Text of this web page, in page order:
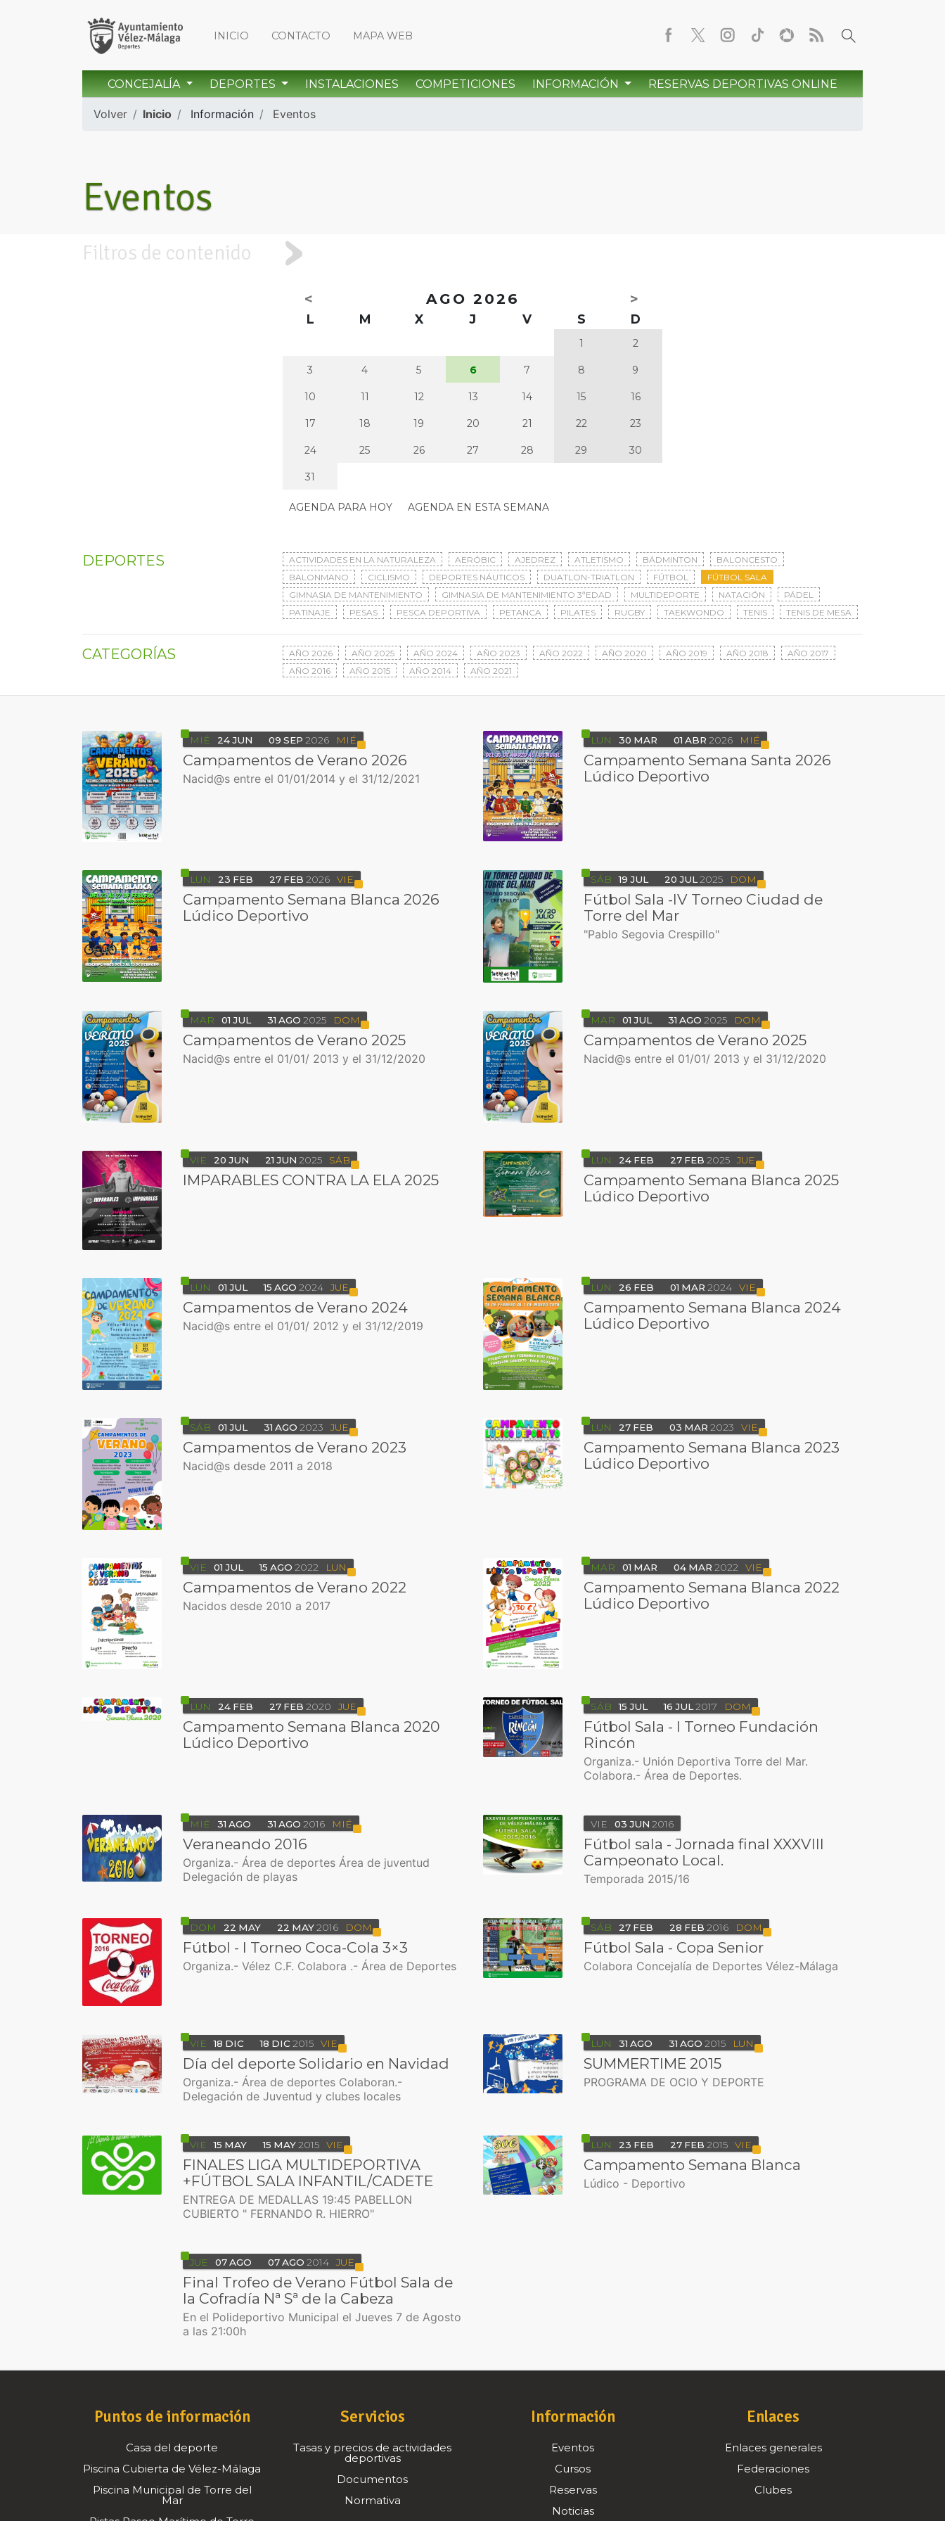
INICIO CONTACTO MAPA WEB
CONCEJALÍA DEPORTES INSTALACIONES COMPETICIONES INFORMACIÓN RESERVAS DEPORTIVAS ONLINE
Volver Inicio Información Eventos
Eventos
Filtros de contenido
< AGO 2026 >
L M X J V S D
1 2
3 4 5 6 7 8 9
10 11 12 13 14 15 16
17 18 19 20 21 22 23
24 25 26 27 28 29 30
31
AGENDA PARA HOY AGENDA EN ESTA SEMANA
DEPORTES ACTIVIDADES EN LA NATURALEZA AERÓBIC AJEDREZ ATLETISMO BÁDMINTON
BALONCESTO
BALONMANO
CICLISMO DEPORTES NÁUTICOS DUATLON-TRIATLON FÚTBOL
FÚTBOL SALA
GIMNASIA DE MANTENIMIENTO
GIMNASIA DE MANTENIMIENTO 3ªEDAD MULTIDEPORTE NATACIÓN
PÁDEL
PATINAJE
PESAS PESCA DEPORTIVA PETANCA PILATES RUGBY TAEKWONDO TENIS TENIS DE MESA
CATEGORÍAS AÑO 2026 AÑO 2025 AÑO 2024 AÑO 2023 AÑO 2022 AÑO 2020 AÑO 2019 AÑO 2018
AÑO 2017
AÑO 2016
AÑO 2015 AÑO 2014 AÑO 2021
MIÉ 24 JUN 09 SEP 2026 MIÉ
Campamentos de Verano 2026
Nacid@s entre el 01/01/2014 y el 31/12/2021
LUN 30 MAR 01 ABR 2026 MIÉ
Campamento Semana Santa 2026
Lúdico Deportivo
LUN 23 FEB 27 FEB 2026 VIE
Campamento Semana Blanca 2026
Lúdico Deportivo
SÁB 19 JUL 20 JUL 2025 DOM
Fútbol Sala -IV Torneo Ciudad de
Torre del Mar
"Pablo Segovia Crespillo"
MAR 01 JUL 31 AGO 2025 DOM
Campamentos de Verano 2025
Nacid@s entre el 01/01/ 2013 y el 31/12/2020
MAR 01 JUL 31 AGO 2025 DOM
Campamentos de Verano 2025
Nacid@s entre el 01/01/ 2013 y el 31/12/2020
VIE 20 JUN 21 JUN 2025 SÁB
IMPARABLES CONTRA LA ELA 2025
LUN 24 FEB 27 FEB 2025 JUE
Campamento Semana Blanca 2025
Lúdico Deportivo
LUN 01 JUL 15 AGO 2024 JUE
Campamentos de Verano 2024
Nacid@s entre el 01/01/ 2012 y el 31/12/2019
LUN 26 FEB 01 MAR 2024 VIE
Campamento Semana Blanca 2024
Lúdico Deportivo
SÁB 01 JUL 31 AGO 2023 JUE
Campamentos de Verano 2023
Nacid@s desde 2011 a 2018
LUN 27 FEB 03 MAR 2023 VIE
Campamento Semana Blanca 2023
Lúdico Deportivo
VIE 01 JUL 15 AGO 2022 LUN
Campamentos de Verano 2022
Nacidos desde 2010 a 2017
MAR 01 MAR 04 MAR 2022 VIE
Campamento Semana Blanca 2022
Lúdico Deportivo
LUN 24 FEB 27 FEB 2020 JUE
Campamento Semana Blanca 2020
Lúdico Deportivo
SÁB 15 JUL 16 JUL 2017 DOM
Fútbol Sala - I Torneo Fundación
Rincón
Organiza.- Unión Deportiva Torre del Mar.
Colabora.- Área de Deportes.
MIÉ 31 AGO 31 AGO 2016 MIÉ
Veraneando 2016
Organiza.- Área de deportes Área de juventud
Delegación de playas
VIE 03 JUN 2016
Fútbol sala - Jornada final XXXVIII
Campeonato Local.
Temporada 2015/16
DOM 22 MAY 22 MAY 2016 DOM
Fútbol - I Torneo Coca-Cola 3×3
Organiza.- Vélez C.F. Colabora .- Área de Deportes
SÁB 27 FEB 28 FEB 2016 DOM
Fútbol Sala - Copa Senior
Colabora Concejalía de Deportes Vélez-Málaga
VIE 18 DIC 18 DIC 2015 VIE
Día del deporte Solidario en Navidad
Organiza.- Área de deportes Colaboran.-
Delegación de Juventud y clubes locales
LUN 31 AGO 31 AGO 2015 LUN
SUMMERTIME 2015
PROGRAMA DE OCIO Y DEPORTE
VIE 15 MAY 15 MAY 2015 VIE
FINALES LIGA MULTIDEPORTIVA
+FÚTBOL SALA INFANTIL/CADETE
ENTREGA DE MEDALLAS 19:45 PABELLON
CUBIERTO " FERNANDO R. HIERRO"
LUN 23 FEB 27 FEB 2015 VIE
Campamento Semana Blanca
Lúdico - Deportivo
JUE 07 AGO 07 AGO 2014 JUE
Final Trofeo de Verano Fútbol Sala de
la Cofradía Nª Sª de la Cabeza
En el Polideportivo Municipal el Jueves 7 de Agosto
a las 21:00h
Puntos de información
Casa del deporte
Piscina Cubierta de Vélez-Málaga
Piscina Municipal de Torre del
Mar
Servicios
Tasas y precios de actividades
deportivas
Documentos
Normativa
Información
Eventos
Cursos
Reservas
Noticias
Enlaces
Enlaces generales
Federaciones
Clubes